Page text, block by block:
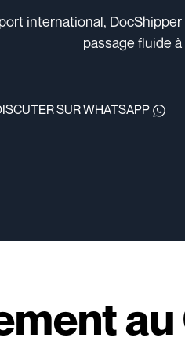
international,
passage fluide
SUR WHATSAPP
au